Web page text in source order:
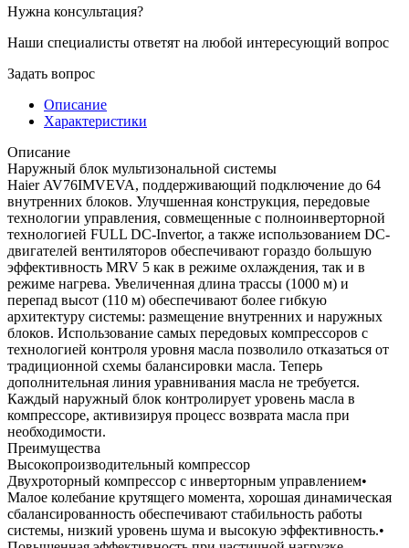
Нужна консультация?
Наши специалисты ответят на любой интересующий вопрос
Задать вопрос
Описание
Характеристики
Описание
Наружный блок мультизональной системы
Haier AV76IMVEVA, поддерживающий подключение до 64
внутренних блоков. Улучшенная конструкция, передовые
технологии управления, совмещенные с полноинверторной
технологией FULL DC-Invertor, а также использованием DC-
двигателей вентиляторов обеспечивают гораздо большую
эффективность MRV 5 как в режиме охлаждения, так и в
режиме нагрева. Увеличенная длина трассы (1000 м) и
перепад высот (110 м) обеспечивают более гибкую
архитектуру системы: размещение внутренних и наружных
блоков. Использование самых передовых компрессоров с
технологией контроля уровня масла позволило отказаться от
традиционной схемы балансировки масла. Теперь
дополнительная линия уравнивания масла не требуется.
Каждый наружный блок контролирует уровень масла в
компрессоре, активизируя процесс возврата масла при
необходимости.
Преимущества
Высокопроизводительный компрессор
Двухроторный компрессор с инверторным управлением•
Малое колебание крутящего момента, хорошая динамическая
сбалансированность обеспечивают стабильность работы
системы, низкий уровень шума и высокую эффективность.•